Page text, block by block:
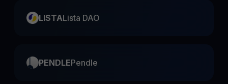
LISTALista DAO
PENDLEPendle